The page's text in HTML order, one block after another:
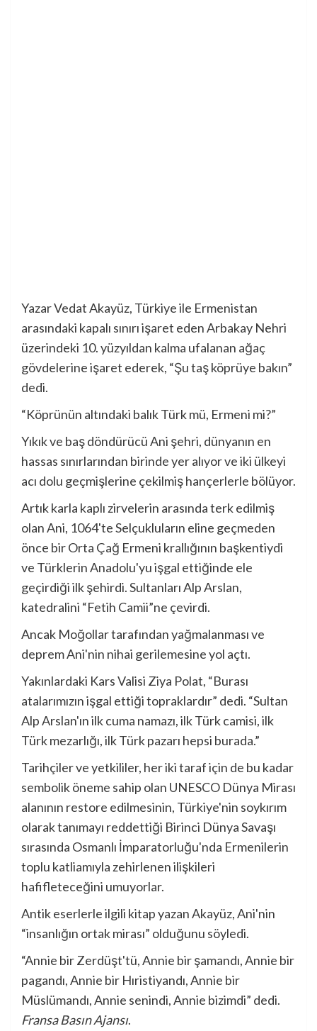
Yazar Vedat Akayüz, Türkiye ile Ermenistan
arasındaki kapalı sınırı işaret eden Arbakay Nehri
üzerindeki 10. yüzyıldan kalma ufalanan ağaç
gövdelerine işaret ederek, “Şu taş köprüye bakın”
dedi.
“Köprünün altındaki balık Türk mü, Ermeni mi?”
Yıkık ve baş döndürücü Ani şehri, dünyanın en
hassas sınırlarından birinde yer alıyor ve iki ülkeyi
acı dolu geçmişlerine çekilmiş hançerlerle bölüyor.
Artık karla kaplı zirvelerin arasında terk edilmiş
olan Ani, 1064'te Selçukluların eline geçmeden
önce bir Orta Çağ Ermeni krallığının başkentiydi
ve Türklerin Anadolu'yu işgal ettiğinde ele
geçirdiği ilk şehirdi. Sultanları Alp Arslan,
katedralini “Fetih Camii”ne çevirdi.
Ancak Moğollar tarafından yağmalanması ve
deprem Ani'nin nihai gerilemesine yol açtı.
Yakınlardaki Kars Valisi Ziya Polat, “Burası
atalarımızın işgal ettiği topraklardır” dedi. “Sultan
Alp Arslan'ın ilk cuma namazı, ilk Türk camisi, ilk
Türk mezarlığı, ilk Türk pazarı hepsi burada.”
Tarihçiler ve yetkililer, her iki taraf için de bu kadar
sembolik öneme sahip olan UNESCO Dünya Mirası
alanının restore edilmesinin, Türkiye'nin soykırım
olarak tanımayı reddettiği Birinci Dünya Savaşı
sırasında Osmanlı İmparatorluğu'nda Ermenilerin
toplu katliamıyla zehirlenen ilişkileri
hafifleteceğini umuyorlar.
Antik eserlerle ilgili kitap yazan Akayüz, Ani'nin
“insanlığın ortak mirası” olduğunu söyledi.
“Annie bir Zerdüşt'tü, Annie bir şamandı, Annie bir
pagandı, Annie bir Hıristiyandı, Annie bir
Müslümandı, Annie senindi, Annie bizimdi” dedi.
Fransa Basın Ajansı.